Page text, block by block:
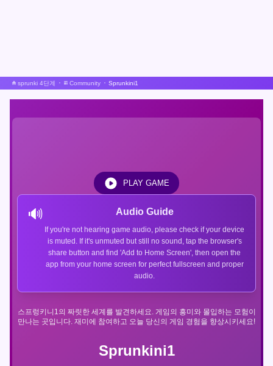
sprunki 4단계 Community Sprunkini1
Sprunkini1
스프렁키니1의 짜릿한 세계를 발견하세요. 게임의 흥미와 몰입하는 모험이
만나는 곳입니다. 재미에 참여하고 오늘 당신의 게임 경험을 향상시키세요!
🔊 Audio Guide
If you're not hearing game audio, please check if your device
is muted. If it's unmuted but still no sound, tap the browser's
share button and find 'Add to Home Screen', then open the
app from your home screen for perfect fullscreen and proper
audio.
PLAY GAME